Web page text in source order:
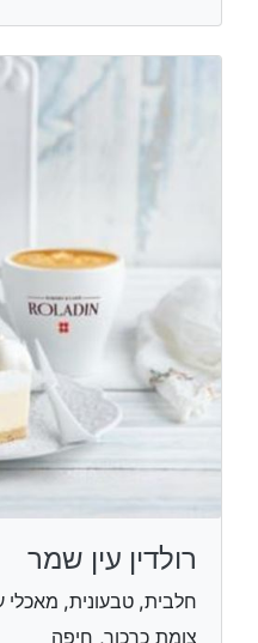
רולדין עין שמר
חלבית, טבעונית, מאכלי
צומת כרכור, חיפה